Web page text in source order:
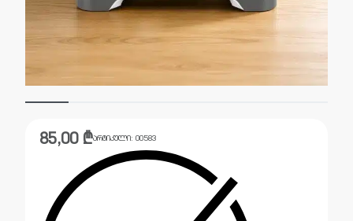
85,00 ₾არტიკული: 00583